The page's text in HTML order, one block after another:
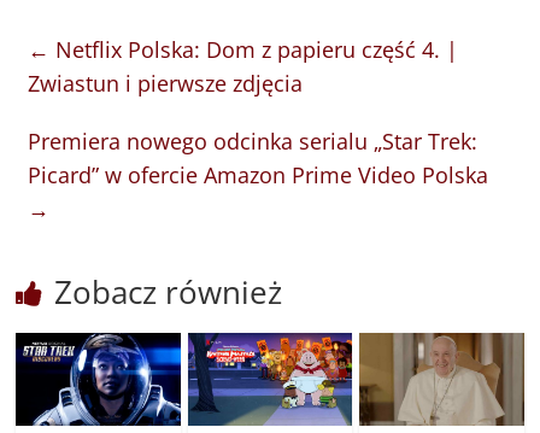
← Netflix Polska: Dom z papieru część 4. |
Zwiastun i pierwsze zdjęcia
Premiera nowego odcinka serialu „Star Trek:
Picard” w ofercie Amazon Prime Video Polska
→
Zobacz również